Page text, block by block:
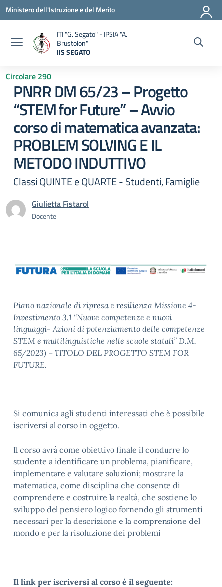
Vai ai contenuti
Vai al menu di navigazione
Vai al footer
Ministero dell'Istruzione e del Merito
ITI "G. Segato" - IPSIA "A.
Brustolon"
IIS SEGATO
Circolare 290
PNRR DM 65/23 – Progetto
“STEM for Future” – Avvio
corso di matematica avanzata:
PROBLEM SOLVING E IL
METODO INDUTTIVO
Classi QUINTE e QUARTE - Studenti, Famiglie
Giulietta Fistarol
Docente
Piano nazionale di ripresa e resilienza Missione 4-
Investimento 3.1 “Nuove competenze e nuovi
linguaggi- Azioni di potenziamento delle competenze
STEM e multilinguistiche nelle scuole statali” D.M.
65/2023) – TITOLO DEL PROGETTO STEM FOR
FUTURE.
Si comunica agli studenti interessati che è possibile
iscriversi al corso in oggetto.
Il corso avrà come obiettivo finale il condurre lo
studente a identificare un problema, pianificare,
implementare e valutare soluzioni; mostrare la
matematica, come disciplina che consente di
comprendere e costruire la realtà, che sostiene lo
sviluppo del pensiero logico fornendo gli strumenti
necessari per la descrizione e la comprensione del
mondo e per la risoluzione dei problemi
Il link per iscriversi al corso è il seguente: